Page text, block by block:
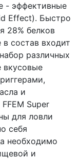
- эффективные
Effect). Быстро
28% белков
состав входит
различных
вкусовые
и
Super
для ловли
себя
необходимо
и